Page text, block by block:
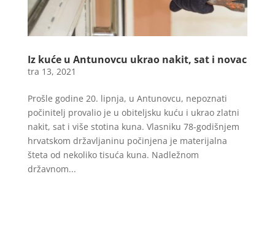
Iz kuće u Antunovcu ukrao nakit, sat i novac
tra 13, 2021
Prošle godine 20. lipnja, u Antunovcu, nepoznati
počinitelj provalio je u obiteljsku kuću i ukrao zlatni
nakit, sat i više stotina kuna. Vlasniku 78-godišnjem
hrvatskom državljaninu počinjena je materijalna
šteta od nekoliko tisuća kuna. Nadležnom
državnom...